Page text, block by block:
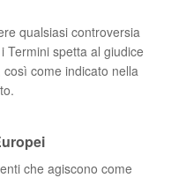
qualsiasi controversia
Termini spetta al giudice
come indicato nella
che agiscono come